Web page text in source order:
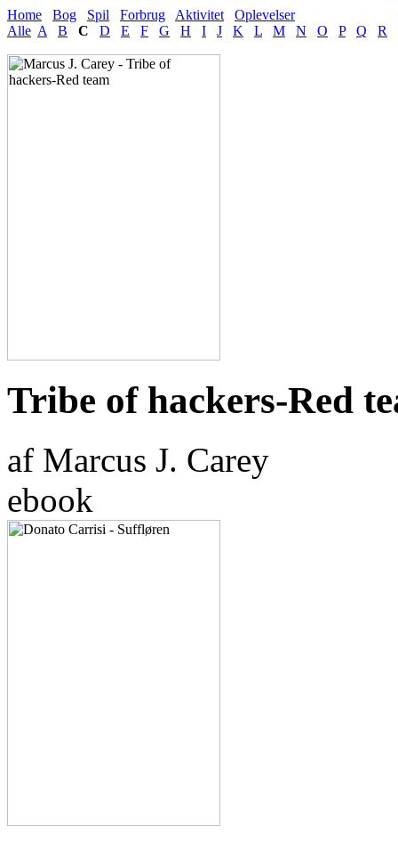
Home Bog Spil Forbrug Aktivitet
Oplevelser
Alle A B C D E F G H I J K L M N O P Q R
Tribe of hackers-Red
af Marcus J. Carey
ebook